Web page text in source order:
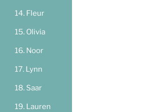
Fleur
Olivia
Noor
Lynn
Saar
Lauren